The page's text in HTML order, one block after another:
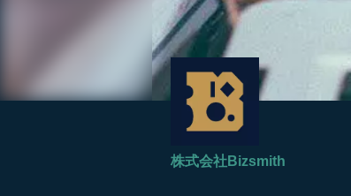
株式会社Bizsmith